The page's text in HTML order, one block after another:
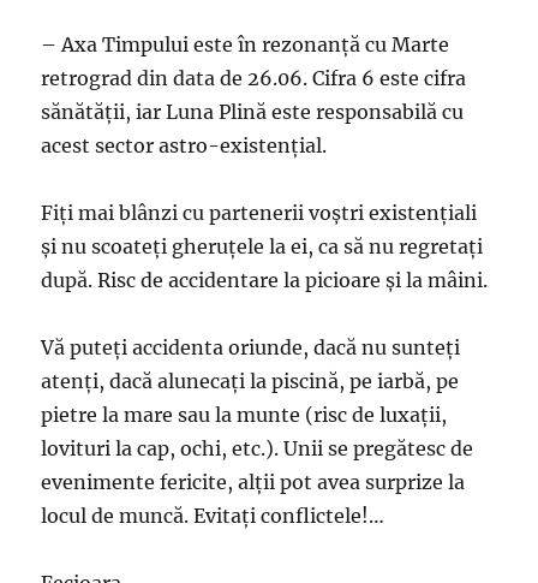
– Axa Timpului este în rezonanţă cu Marte
retrograd din data de 26.06. Cifra 6 este cifra
sănătăţii, iar Luna Plină este responsabilă cu
acest sector astro-existenţial.
Fiţi mai blânzi cu partenerii voştri existenţiali
şi nu scoateţi gheruţele la ei, ca să nu regretaţi
după. Risc de accidentare la picioare şi la mâini.
Vă puteţi accidenta oriunde, dacă nu sunteţi
atenţi, dacă alunecaţi la piscină, pe iarbă, pe
pietre la mare sau la munte (risc de luxaţii,
lovituri la cap, ochi, etc.). Unii se pregătesc de
evenimente fericite, alţii pot avea surprize la
locul de muncă. Evitaţi conflictele!…